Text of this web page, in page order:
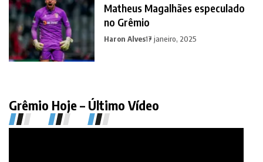
Matheus Magalhães especulado
no Grêmio
Haron Alves17 janeiro, 2025
Grêmio Hoje – Último Vídeo